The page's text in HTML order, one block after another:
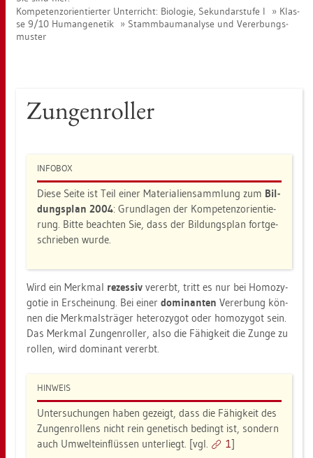
Kom­pe­tenz­ori­en­tier­ter Un­ter­richt: Bio­lo­gie, Se­kun­dar­stu­fe I
Klas­
se 9/10 Hu­man­ge­ne­tik
Stamm­baum­ana­ly­se und Ver­er­bungs­
mus­ter
Zun­gen­rol­ler
IN­FO­BOX
Diese Seite ist Teil einer Ma­te­ria­li­en­samm­lung zum Bil­
dungs­plan 2004: Grund­la­gen der Kom­pe­tenz­ori­en­tie­
rung. Bitte be­ach­ten Sie, dass der Bil­dungs­plan fort­ge­
schrie­ben wurde.
Wird ein Merk­mal re­zes­siv ver­erbt, tritt es nur bei Ho­mo­zy­
go­tie in Er­schei­nung. Bei einer do­mi­nan­ten Ver­er­bung kön­
nen die Merk­mals­trä­ger he­te­ro­zy­got oder ho­mo­zy­got sein.
Das Merk­mal Zun­gen­rol­ler, also die Fä­hig­keit die Zunge zu
rol­len, wird do­mi­nant ver­erbt.
HIN­WEIS
Un­ter­su­chun­gen haben ge­zeigt, dass die Fä­hig­keit des
Zun­gen­rol­lens nicht rein ge­ne­tisch be­dingt ist, son­dern
auch Um­welt­ein­flüs­sen un­ter­liegt. [vgl.
1]